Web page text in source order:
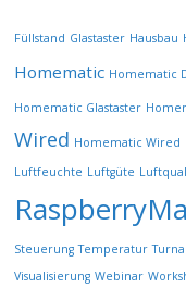
e
d
e
Füllstand Glastaster Hausbau
Homematic Homematic
Homematic Glastaster
Wired Homematic Wired
Luftfeuchte Luftgüte
Steuerung Temperatur
Visualisierung Webinar